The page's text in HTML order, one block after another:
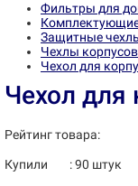
Фильтры для
Защитные
Чехлы
Чехол для
Чехол для
Рейтинг товара:
Купили :90 штук